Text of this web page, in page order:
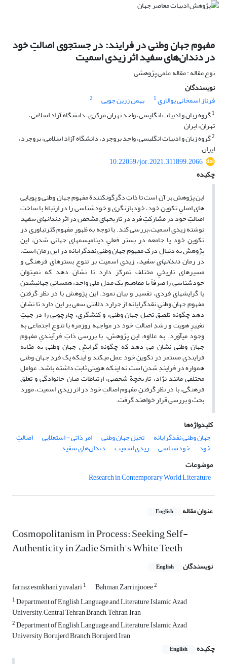
مفهوم جهان وطنی در فرایند: در جستجوی اصالتِ خود
در دندان‌های سفید اثر زیدی اسمیت
نوع مقاله : مقاله علمی پژوهشی
نویسندگان
فرناز اسمخانی یوالاری1 بهمن زرین جویی
2
1گروه زبان و ادبیات انگلیسی، واحد تهران مرکزی، دانشگاه آزاد اسلامی،
تهران، ایران
2گروه زبان و ادبیات انگلیسی، واحد بروجرد، دانشگاه آزاد اسلامی، بروجرد،
ایران
10.22059/jor.2021.311899.2066
چکیده
این پژوهش بر آن است تا ذاتِ دگرگون­کنندة مفهوم جهان وطنی و پویایی
های اصلیِ تکوین خود، خودبازنگری و خودشناسی را در ارتباط با ساختِ
اصالتِ خود در مشارکتِ فرد در تاریخ­های مشخص در اثردندان­های سفید
نوشته زیدی اسمیت،بررسی کند. با توجه به ظهورِ مفهوم کثرت­باوری در
تکوینِ خود یا جامعه در بستر فعلیِ دینامیسم­های جهانی شدن، این
پژوهش به دنبالِ درکِ مفهوم جهان وطنیِ نقدگرایانه در این رمان است.
در رماندندان­های سفید، زیدی اسمیت بر تنوعِ بسترهای فرهنگی و
مسیرهای تاریخیِ مختلف تمرکز دارد تا نشان دهد که نمی­توان
خودشناسی را صرفاً با مفاهیم یک مدلِ ملیِ واحد، همسانیِ جهانی­شدن
یا گرایش­های فردی، تفسیر و بیان نمود. این پژوهش با در نظر گرفتنِ
مفهومِ جهان وطنیِ نقدگرایانه از جرارد دلانتی سعی بر این دارد تا نشان
دهد چگونه تلفیق تخیلِ جهان وطنی، و کنشگری، چارچوبی را در جهتِ
تغییرِ هویت و رشدِ اصالتِ خود در مواجهه روزمره با تنوع اجتماعی به
وجود می­آورد. به علاوه، این پژوهش، با بررسی ذاتِ فرآیندیِ مفهوم
جهان وطنی نشان می دهد که چگونه گرایشِ جهان وطنی به مثابه
فرایندی مستمر در تکوینِ خود عمل می­کند و اینکه یک فردِ جهان وطنی
همواره در فرایندِ شدن است نه اینکه هویتی ثابت داشته باشد. عوامل
مختلفی مانند نژاد، تاریخچة شخصی، ارتباطاتِ میان خانوادگی و تعلقِ
فرهنگی، با در نظر گرفتنِ مفهوم اصالتِ خود در اثر زیدی اسمیت، مورد
بحث و بررسی قرار خواهند گرفت.
کلیدواژه‌ها
جهان وطنیِ نقدگرایانه
تخیلِ جهان وطنی امر ذاتی - استعلایی اصالتِ
خود خودشناسی زیدی اسمیت
دندان‌های سفید
موضوعات
Research in Contemporary World Literature
عنوان مقاله English
Cosmopolitanism in Process: Seeking Self-
Authenticity in Zadie Smith's White Teeth
نویسندگان English
farnaz esmkhani yuvalari1 Bahman Zarrinjooee2
1Department of English Language and Literature, Islamic Azad
University, Central Tehran Branch, Tehran, Iran
2Department of English Language and Literature, Islamic Azad
University, Borujerd Branch, Borujerd, Iran
چکیده
English